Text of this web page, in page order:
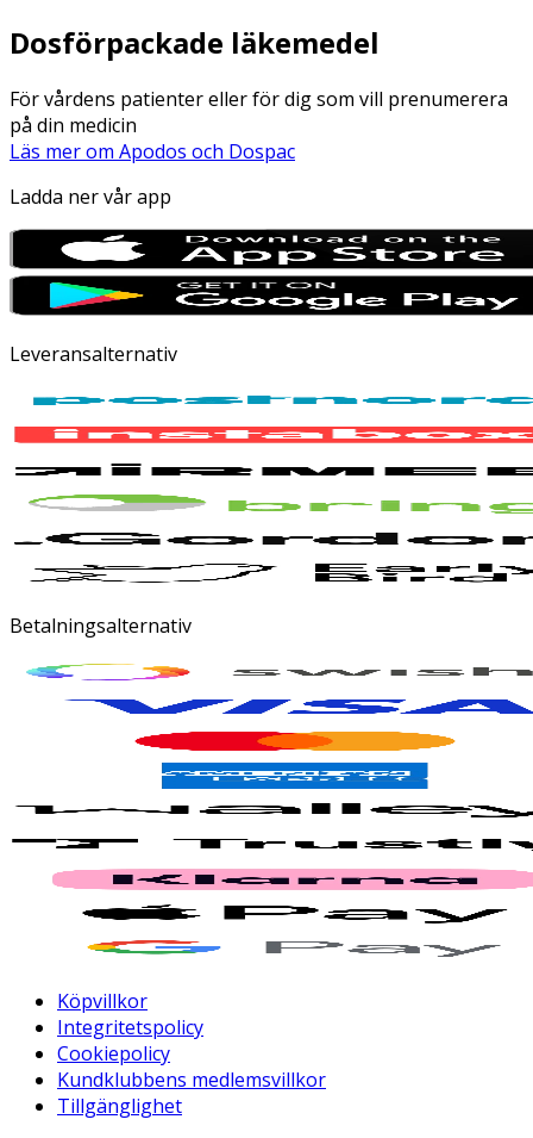
Dosförpackade läkemedel
För vårdens patienter eller för dig som vill prenumerera
på din medicin
Läs mer om Apodos och Dospac
Ladda ner vår app
Leveransalternativ
Betalningsalternativ
Köpvillkor
Integritetspolicy
Cookiepolicy
Kundklubbens medlemsvillkor
Tillgänglighet